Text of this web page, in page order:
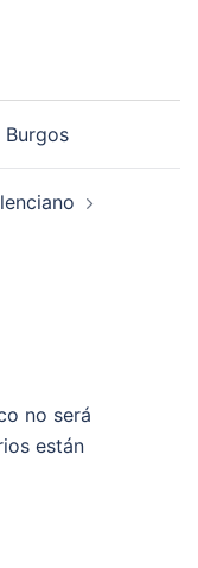
no será
están